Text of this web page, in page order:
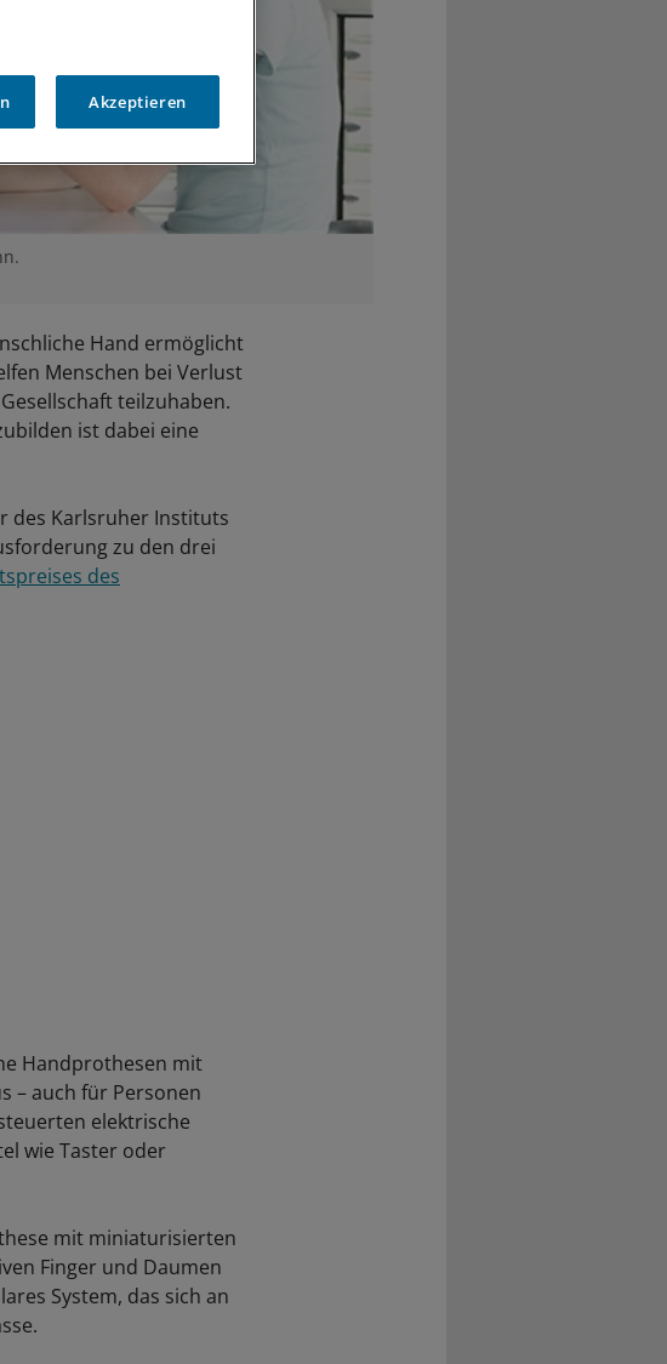
Hand ermöglicht
Menschen bei Verlust
teilzuhaben.
ist dabei eine
des Karlsruher Instituts
zu den drei
des
Handprothesen mit
– auch für Personen
elektrische
wie Taster oder
mit miniaturisierten
Finger und Daumen
System, das sich an
Akzeptieren